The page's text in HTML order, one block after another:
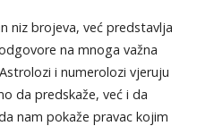
niz brojeva, već predstavlja
na mnoga važna
i numerolozi vjeruju
da predskaže, već i da
nam pokaže pravac kojim